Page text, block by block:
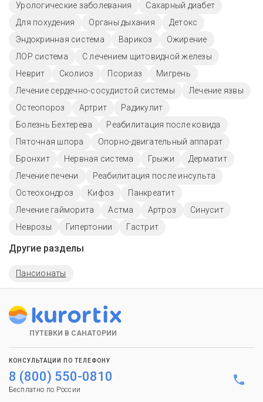
Урологические заболевания
Сахарный диабет
Для похудения
Органы дыхания
Детокс
Эндокринная система
Варикоз
Ожирение
ЛОР система
С лечением щитовидной железы
Неврит
Сколиоз Псориаз
Мигрень
Лечение сердечно-сосудистой системы
Лечение язвы
Остеопороз
Артрит
Радикулит
Болезнь Бехтерева
Реабилитация после ковида
Пяточная шпора
Опорно-двигательный аппарат
Бронхит
Нервная система Грыжи
Дерматит
Лечение печени
Реабилитация после инсульта
Остеохондроз
Кифоз
Панкреатит
Лечение гайморита
Астма Артроз
Синусит
Неврозы
Гипертонии Гастрит
Другие разделы
Пансионаты
ПУТЕВКИ В САНАТОРИИ
КОНСУЛЬТАЦИИ ПО ТЕЛЕФОНУ
8 (800) 550-0810
Бесплатно по России